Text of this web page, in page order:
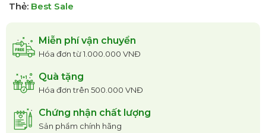
Thẻ: Best Sale
Miễn phí vận chuyển
Hóa đơn từ 1.000.000 VNĐ
Quà tặng
Hóa đơn trên 500.000 VNĐ
Chứng nhận chất lượng
Sản phẩm chính hãng